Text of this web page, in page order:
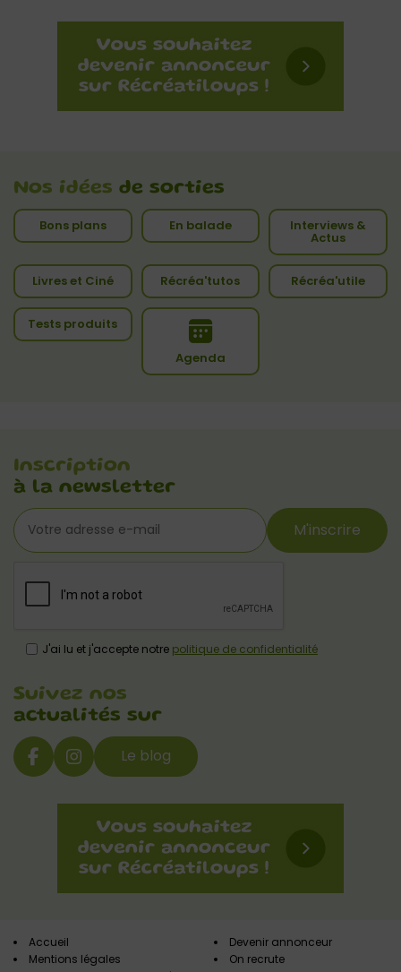
Nos idées de sorties
Bons plans En balade Interviews &
Actus
Livres et Ciné Récréa'tutos Récréa'utile
Tests produits
Agenda
Inscription
à la newsletter
M'inscrire
J'ai lu et j'accepte notre politique de confidentialité
Suivez nos
actualités sur
Le blog
Accueil
Mentions légales
Devenir annonceur
On recrute